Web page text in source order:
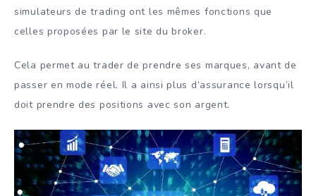
simulateurs de trading ont les mêmes fonctions que
celles proposées par le site du broker.
Cela permet au trader de prendre ses marques, avant de
passer en mode réel. Il a ainsi plus d’assurance lorsqu’il
doit prendre des positions avec son argent.